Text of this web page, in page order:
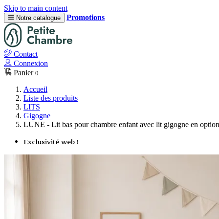
Skip to main content
Notre catalogue Promotions
Contact
Connexion
Panier 0
Accueil
Liste des produits
LITS
Gigogne
LUNE - Lit bas pour chambre enfant avec lit gigogne en option
Exclusivité web !